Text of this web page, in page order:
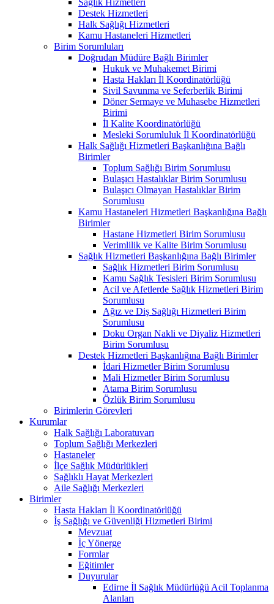
Destek Hizmetleri
Halk Sağlığı Hizmetleri
Kamu Hastaneleri Hizmetleri
Birim Sorumluları
Doğrudan Müdüre Bağlı Birimler
Hukuk ve Muhakemet Birimi
Hasta Hakları İl Koordinatörlüğü
Sivil Savunma ve Seferberlik Birimi
Döner Sermaye ve Muhasebe Hizmetleri
Birimi
İl Kalite Koordinatörlüğü
Mesleki Sorumluluk İl Koordinatörlüğü
Halk Sağlığı Hizmetleri Başkanlığına Bağlı
Birimler
Toplum Sağlığı Birim Sorumlusu
Bulaşıcı Hastalıklar Birim Sorumlusu
Bulaşıcı Olmayan Hastalıklar Birim
Sorumlusu
Kamu Hastaneleri Hizmetleri Başkanlığına Bağlı
Birimler
Hastane Hizmetleri Birim Sorumlusu
Verimlilik ve Kalite Birim Sorumlusu
Sağlık Hizmetleri Başkanlığına Bağlı Birimler
Sağlık Hizmetleri Birim Sorumlusu
Kamu Sağlık Tesisleri Birim Sorumlusu
Acil ve Afetlerde Sağlık Hizmetleri Birim
Sorumlusu
Ağız ve Diş Sağlığı Hizmetleri Birim
Sorumlusu
Doku Organ Nakli ve Diyaliz Hizmetleri
Birim Sorumlusu
Destek Hizmetleri Başkanlığına Bağlı Birimler
İdari Hizmetler Birim Sorumlusu
Mali Hizmetler Birim Sorumlusu
Atama Birim Sorumlusu
Özlük Birim Sorumlusu
Birimlerin Görevleri
Kurumlar
Halk Sağlığı Laboratuvarı
Toplum Sağlığı Merkezleri
Hastaneler
İlçe Sağlık Müdürlükleri
Sağlıklı Hayat Merkezleri
Aile Sağlığı Merkezleri
Birimler
Hasta Hakları İl Koordinatörlüğü
İş Sağlığı ve Güvenliği Hizmetleri Birimi
Mevzuat
İç Yönerge
Formlar
Eğitimler
Duyurular
Edirne İl Sağlık Müdürlüğü Acil Toplanma
Alanları